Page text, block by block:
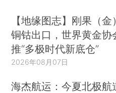
【地缘图志】刚果（金
铜钴出口，世界黄金协
推“多极时代新底仓”
2026年08月07日
海杰航运：今夏北极航